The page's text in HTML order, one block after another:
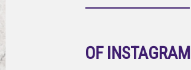
OF INSTAGRAM